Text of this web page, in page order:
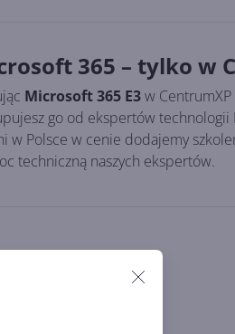
365 – tylko w
Microsoft 365 E3w
go od ekspertów technologii
w Polsce w cenie dodajemy
techniczną naszych ekspertów.